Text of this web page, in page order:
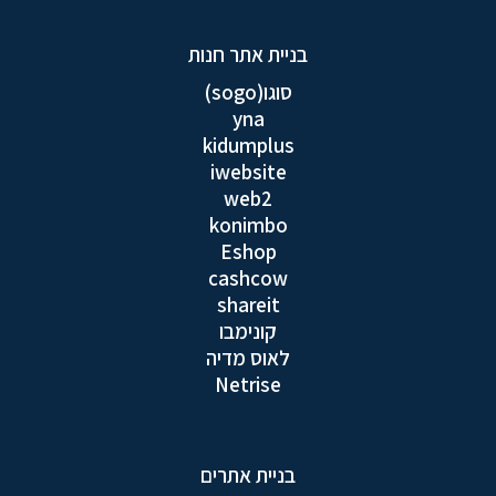
בניית אתר חנות
סוגו(sogo)
yna
kidumplus
iwebsite
web2
konimbo
Eshop
cashcow
shareit
קונימבו
לאוס מדיה
Netrise
בניית אתרים